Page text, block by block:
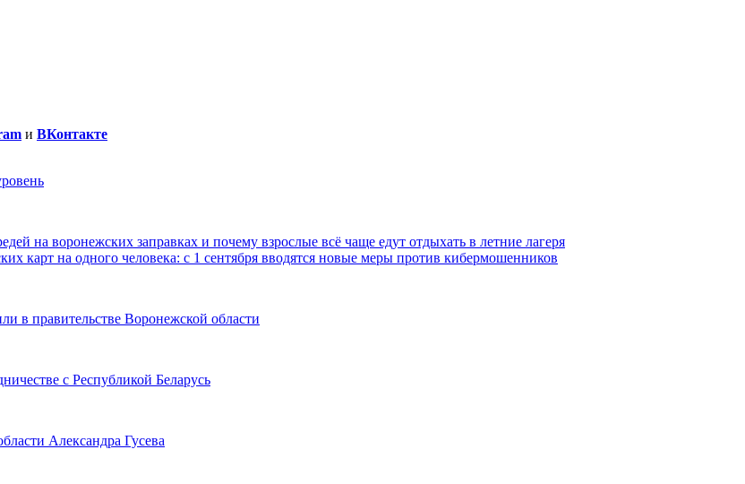
и ВКонтакте
на воронежских заправках и почему взрослые всё чаще едут отдыхать в летние лагеря
карт на одного человека: с 1 сентября вводятся новые меры против кибермошенников
в правительстве Воронежской области
с Республикой Беларусь
Александра Гусева